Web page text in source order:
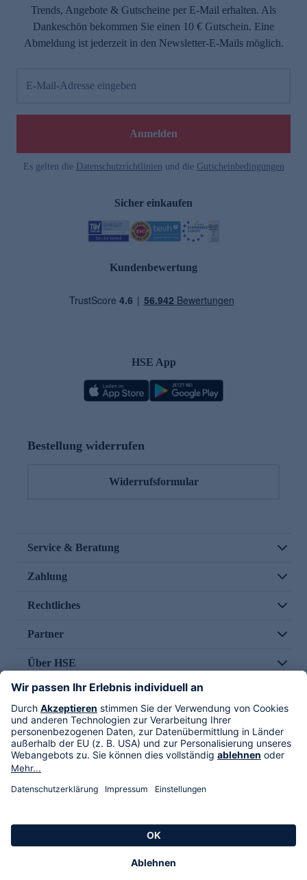
Trends, Angebote & Gutscheine per E-Mail erhalten. Als
Dankeschön bekommen Sie einen 10 € Gutschein. Eine
Abmeldung ist jederzeit in den Newsletter-E-Mails möglich.
E-Mail-Adresse eingeben
Anmelden
Es gelten die Datenschutzrichtlinien und die Gutscheinbedingungen
Sicher einkaufen
Kundenbewertung
HSE App
Bestellung widerrufen
Widerrufsformular
Service & Beratung
Zahlung
Rechtliches
Partner
Über HSE
Im TV
HSE International